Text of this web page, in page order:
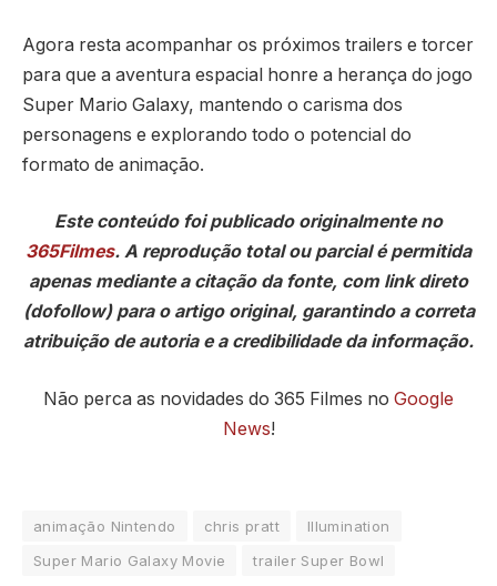
Agora resta acompanhar os próximos trailers e torcer
para que a aventura espacial honre a herança do jogo
Super Mario Galaxy, mantendo o carisma dos
personagens e explorando todo o potencial do
formato de animação.
Este conteúdo foi publicado originalmente no
365Filmes. A reprodução total ou parcial é permitida
apenas mediante a citação da fonte, com link direto
(dofollow) para o artigo original, garantindo a correta
atribuição de autoria e a credibilidade da informação.
Não perca as novidades do 365 Filmes no Google
News!
animação Nintendo chris pratt
Illumination
Super Mario Galaxy Movie
trailer Super Bowl